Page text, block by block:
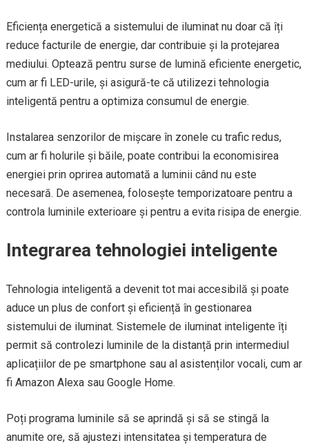
Eficiența energetică a sistemului de iluminat nu doar că îți
reduce facturile de energie, dar contribuie și la protejarea
mediului. Optează pentru surse de lumină eficiente energetic,
cum ar fi LED-urile, și asigură-te că utilizezi tehnologia
inteligentă pentru a optimiza consumul de energie.
Instalarea senzorilor de mișcare în zonele cu trafic redus,
cum ar fi holurile și băile, poate contribui la economisirea
energiei prin oprirea automată a luminii când nu este
necesară. De asemenea, folosește temporizatoare pentru a
controla luminile exterioare și pentru a evita risipa de energie.
Integrarea tehnologiei inteligente
Tehnologia inteligentă a devenit tot mai accesibilă și poate
aduce un plus de confort și eficiență în gestionarea
sistemului de iluminat. Sistemele de iluminat inteligente îți
permit să controlezi luminile de la distanță prin intermediul
aplicațiilor de pe smartphone sau al asistenților vocali, cum ar
fi Amazon Alexa sau Google Home.
Poți programa luminile să se aprindă și să se stingă la
anumite ore, să ajustezi intensitatea și temperatura de